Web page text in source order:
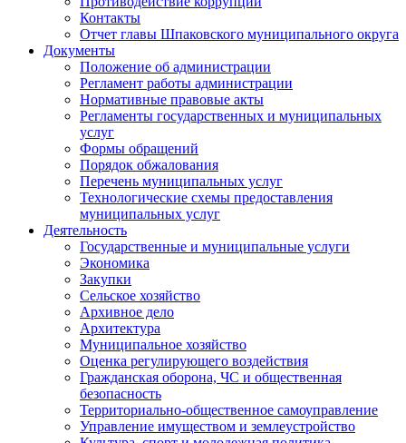
Контакты
Отчет главы Шпаковского муниципального округа
Документы
Положение об администрации
Регламент работы администрации
Нормативные правовые акты
Регламенты государственных и муниципальных
услуг
Формы обращений
Порядок обжалования
Перечень муниципальных услуг
Технологические схемы предоставления
муниципальных услуг
Деятельность
Государственные и муниципальные услуги
Экономика
Закупки
Сельское хозяйство
Архивное дело
Архитектура
Муниципальное хозяйство
Оценка регулирующего воздействия
Гражданская оборона, ЧС и общественная
безопасность
Территориально-общественное самоуправление
Управление имуществом и землеустройство